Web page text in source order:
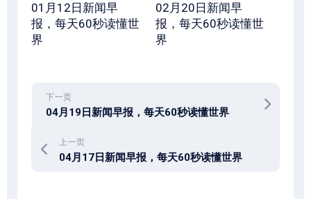
01月12日新闻早
报，每天60秒读懂世
界
02月20日新闻早
报，每天60秒读懂世
界
下一页
04月19日新闻早报，每天60秒读懂世界
上一页
04月17日新闻早报，每天60秒读懂世界